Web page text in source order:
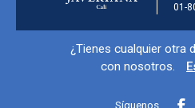
01-
Información y
¿Tienes cualquier otra
con nosotros.
Síguenos